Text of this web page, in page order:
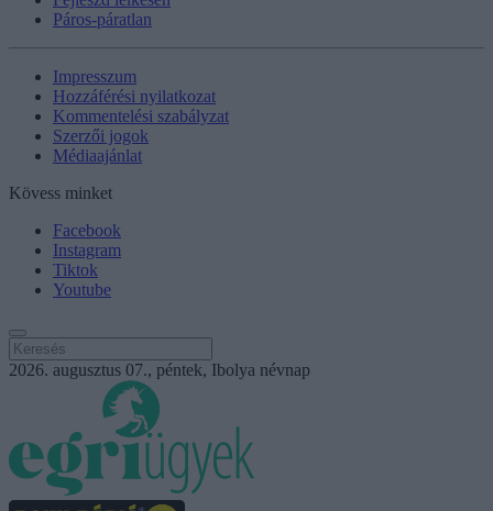
Páros-páratlan
Impresszum
Hozzáférési nyilatkozat
Kommentelési szabályzat
Szerzői jogok
Médiaajánlat
Kövess minket
Facebook
Instagram
Tiktok
Youtube
2026. augusztus 07., péntek, Ibolya névnap